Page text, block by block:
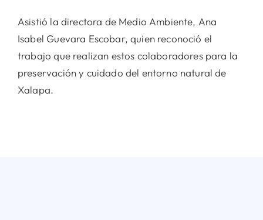
Asistió la directora de Medio Ambiente, Ana
Isabel Guevara Escobar, quien reconoció el
trabajo que realizan estos colaboradores para la
preservación y cuidado del entorno natural de
Xalapa.